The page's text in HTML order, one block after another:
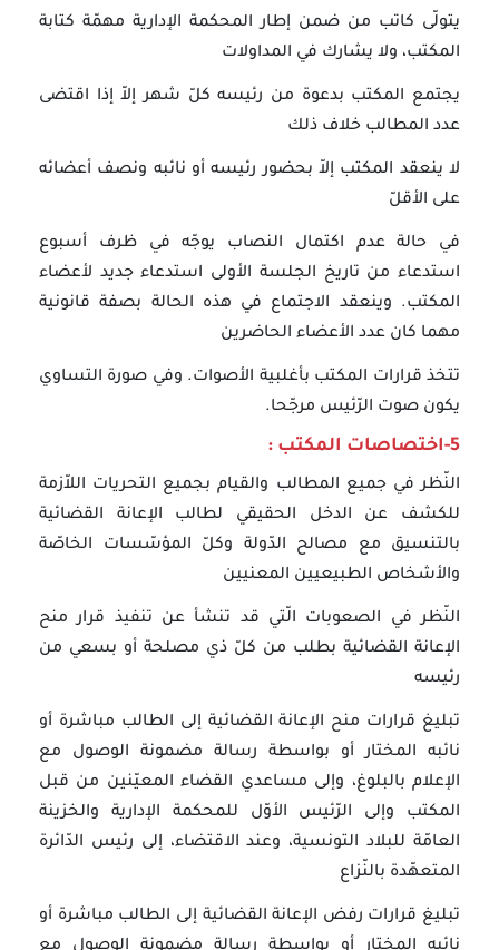
يتولّى كاتب من ضمن إطار المحكمة الإدارية مهمّة كتابة
المكتب، ولا يشارك في المداولات
يجتمع المكتب بدعوة من رئيسه كلّ شهر إلاّ إذا اقتضى
عدد المطالب خلاف ذلك
لا ينعقد المكتب إلاّ بحضور رئيسه أو نائبه ونصف أعضائه
على الأقلّ
في حالة عدم اكتمال النصاب يوجّه في ظرف أسبوع
استدعاء من تاريخ الجلسة الأولى استدعاء جديد لأعضاء
المكتب. وينعقد الاجتماع في هذه الحالة بصفة قانونية
مهما كان عدد الأعضاء الحاضرين
تتخذ قرارات المكتب بأغلبية الأصوات. وفي صورة التساوي
يكون صوت الرّئيس مرجّحا.
5-اختصاصات المكتب :
النّظر في جميع المطالب والقيام بجميع التحريات اللاّزمة
للكشف عن الدخل الحقيقي لطالب الإعانة القضائية
بالتنسيق مع مصالح الدّولة وكلّ المؤسّسات الخاصّة
والأشخاص الطبيعيين المعنيين
النّظر في الصعوبات الّتي قد تنشأ عن تنفيذ قرار منح
الإعانة القضائية بطلب من كلّ ذي مصلحة أو بسعي من
رئيسه
تبليغ قرارات منح الإعانة القضائية إلى الطالب مباشرة أو
نائبه المختار أو بواسطة رسالة مضمونة الوصول مع
الإعلام بالبلوغ، وإلى مساعدي القضاء المعيّنين من قبل
المكتب وإلى الرّئيس الأوّل للمحكمة الإدارية والخزينة
العامّة للبلاد التونسية، وعند الاقتضاء، إلى رئيس الدّائرة
المتعهّدة بالنّزاع
تبليغ قرارات رفض الإعانة القضائية إلى الطالب مباشرة أو